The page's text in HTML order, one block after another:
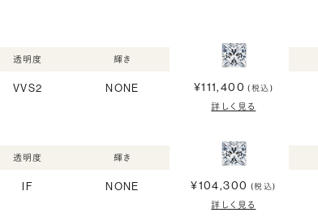
透明度
VVS2
輝き
NONE ¥111,400 (税込)
詳しく見る
透明度
IF
輝き
NONE ¥104,300 (税込)
詳しく見る